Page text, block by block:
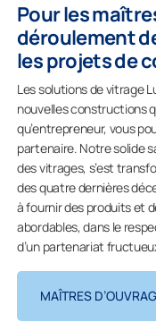
Pour les
déroulement
les projets de
Les solutions de vitrage
nouvelles constructions
qu’entrepreneur, vous
partenaire. Notre solide
des vitrages, s’est
des quatre dernières
à fournir des produits et
abordables, dans le
d’un partenariat
MAÎTRES